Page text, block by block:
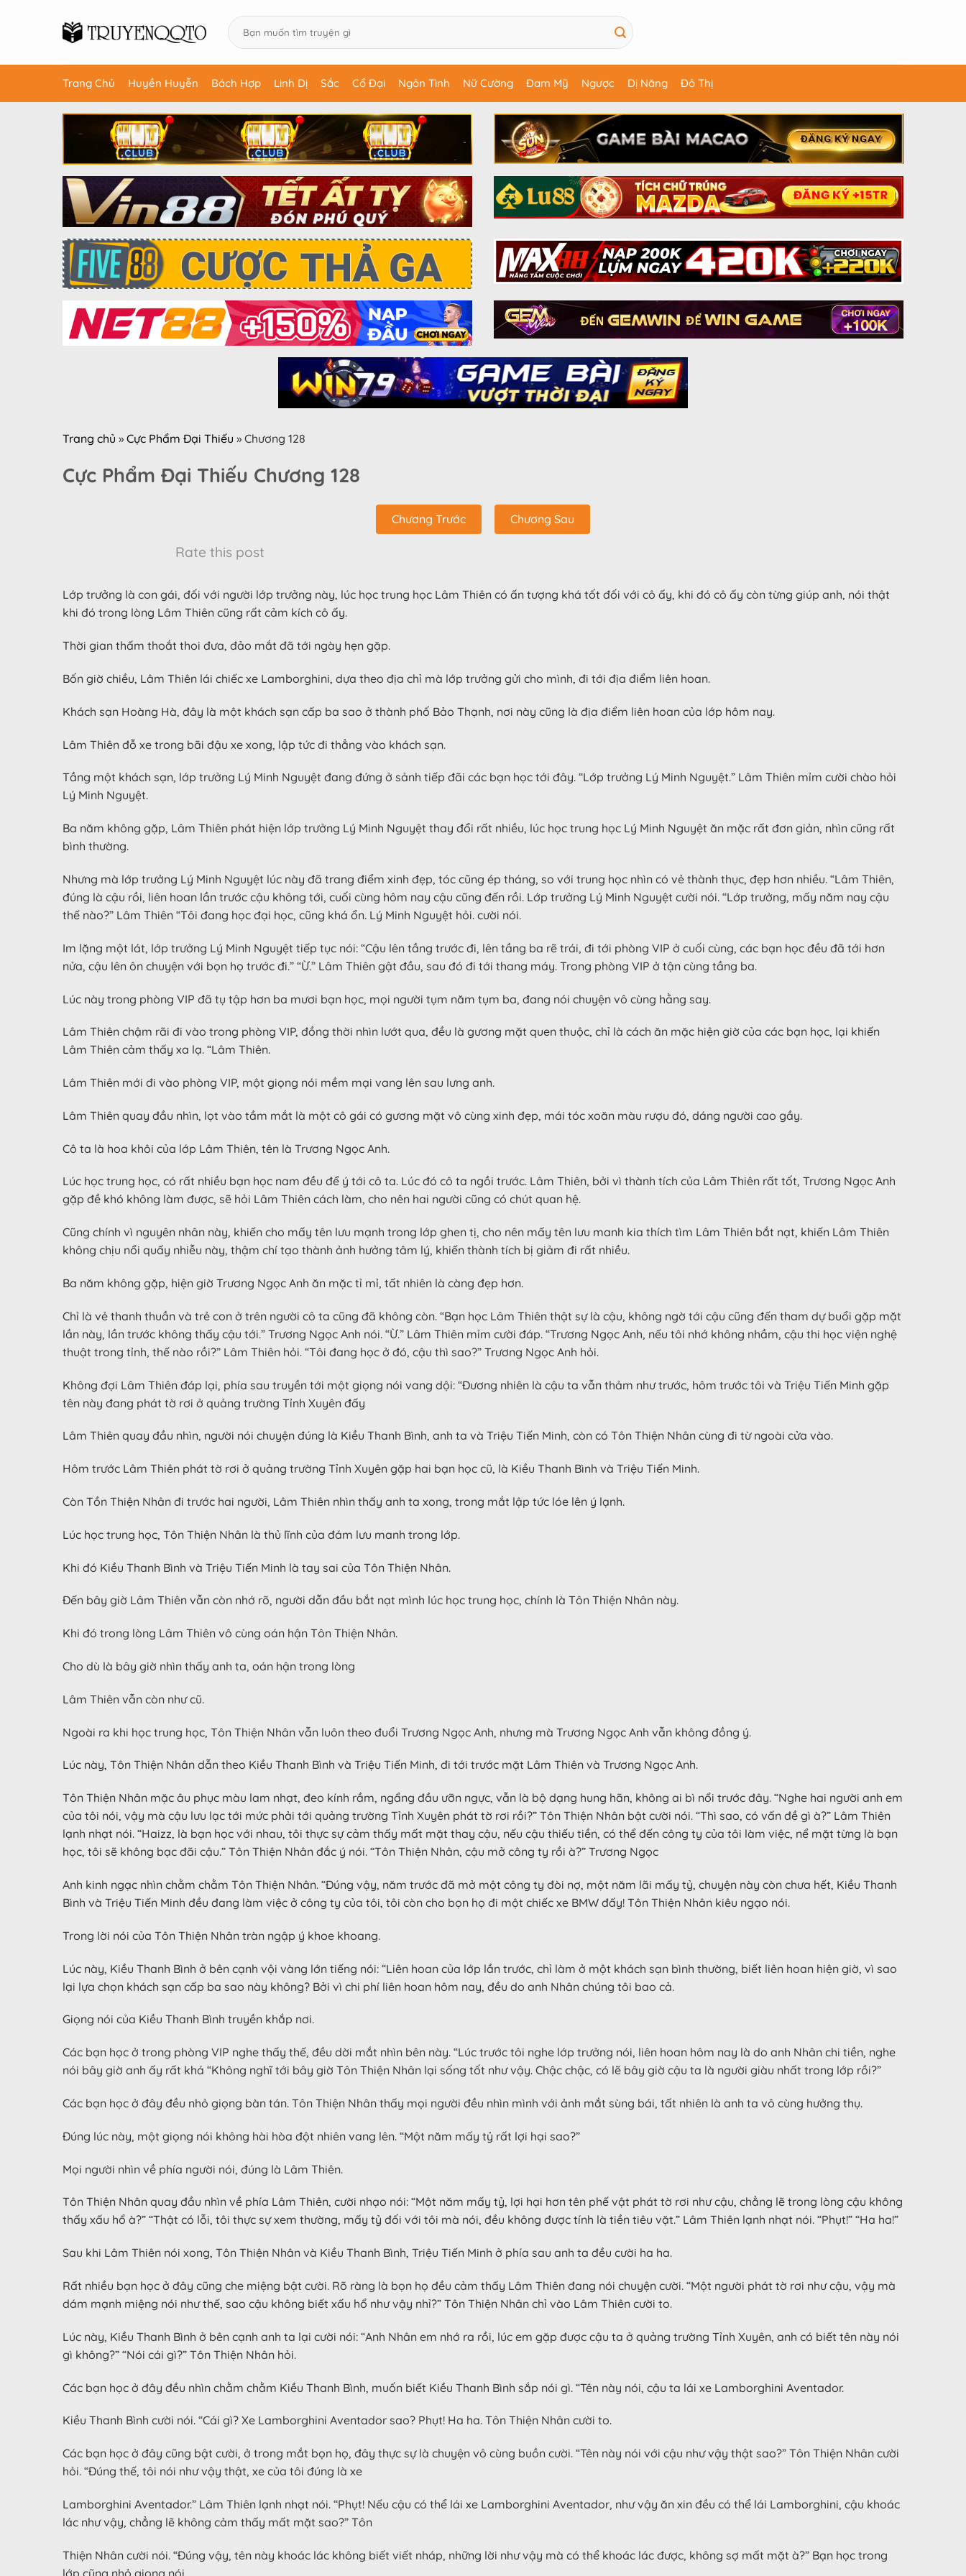
Trang Chủ Huyền Huyễn Bách Hợp Linh Dị Sắc Cổ Đại Ngôn Tình Nữ Cường Đam Mỹ Ngược Dị Năng Đô Thị
Trang chủ » Cực Phẩm Đại Thiếu » Chương 128
Cực Phẩm Đại Thiếu Chương 128
Chương Trước Chương Sau
Rate this post
Lớp trưởng là con gái, đối với người lớp trưởng này, lúc học trung học Lâm Thiên có ấn tượng khá tốt đối với cô ấy, khi đó cô ấy còn từng giúp anh, nói thật
khi đó trong lòng Lâm Thiên cũng rất cảm kích cô ấy.
Thời gian thấm thoắt thoi đưa, đảo mắt đã tới ngày hẹn gặp.
Bốn giờ chiều, Lâm Thiên lái chiếc xe Lamborghini, dựa theo địa chỉ mà lớp trưởng gửi cho mình, đi tới địa điểm liên hoan.
Khách sạn Hoàng Hà, đây là một khách sạn cấp ba sao ở thành phố Bảo Thạnh, nơi này cũng là địa điểm liên hoan của lớp hôm nay.
Lâm Thiên đỗ xe trong bãi đậu xe xong, lập tức đi thẳng vào khách sạn.
Tầng một khách sạn, lớp trưởng Lý Minh Nguyệt đang đứng ở sảnh tiếp đãi các bạn học tới đây. “Lớp trưởng Lý Minh Nguyệt.” Lâm Thiên mỉm cười chào hỏi
Lý Minh Nguyệt.
Ba năm không gặp, Lâm Thiên phát hiện lớp trưởng Lý Minh Nguyệt thay đổi rất nhiều, lúc học trung học Lý Minh Nguyệt ăn mặc rất đơn giản, nhìn cũng rất
bình thường.
Nhưng mà lớp trưởng Lý Minh Nguyệt lúc này đã trang điểm xinh đẹp, tóc cũng ép tháng, so với trung học nhìn có vẻ thành thục, đẹp hơn nhiều. “Lâm Thiên,
đúng là cậu rồi, liên hoan lần trước cậu không tới, cuối cùng hôm nay cậu cũng đến rồi. Lớp trưởng Lý Minh Nguyệt cười nói. “Lớp trưởng, mấy năm nay cậu
thế nào?” Lâm Thiên “Tôi đang học đại học, cũng khá ổn. Lý Minh Nguyệt hỏi. cười nói.
Im lặng một lát, lớp trưởng Lý Minh Nguyệt tiếp tục nói: “Cậu lên tầng trước đi, lên tầng ba rẽ trái, đi tới phòng VIP ở cuối cùng, các bạn học đều đã tới hơn
nửa, cậu lên ôn chuyện với bọn họ trước đi.” “Ừ.” Lâm Thiên gật đầu, sau đó đi tới thang máy. Trong phòng VIP ở tận cùng tầng ba.
Lúc này trong phòng VIP đã tụ tập hơn ba mươi bạn học, mọi người tụm năm tụm ba, đang nói chuyện vô cùng hằng say.
Lâm Thiên chậm rãi đi vào trong phòng VIP, đồng thời nhìn lướt qua, đều là gương mặt quen thuộc, chỉ là cách ăn mặc hiện giờ của các bạn học, lại khiến
Lâm Thiên cảm thấy xa lạ. “Lâm Thiên.
Lâm Thiên mới đi vào phòng VIP, một giọng nói mềm mại vang lên sau lưng anh.
Lâm Thiên quay đầu nhìn, lọt vào tầm mắt là một cô gái có gương mặt vô cùng xinh đẹp, mái tóc xoăn màu rượu đó, dáng người cao gầy.
Cô ta là hoa khôi của lớp Lâm Thiên, tên là Trương Ngọc Anh.
Lúc học trung học, có rất nhiều bạn học nam đều để ý tới cô ta. Lúc đó cô ta ngồi trước. Lâm Thiên, bởi vì thành tích của Lâm Thiên rất tốt, Trương Ngọc Anh
gặp đề khó không làm được, sẽ hỏi Lâm Thiên cách làm, cho nên hai người cũng có chút quan hệ.
Cũng chính vì nguyên nhân này, khiến cho mấy tên lưu mạnh trong lớp ghen tị, cho nên mấy tên lưu manh kia thích tìm Lâm Thiên bắt nạt, khiến Lâm Thiên
không chịu nổi quấy nhiễu này, thậm chí tạo thành ảnh hưởng tâm lý, khiến thành tích bị giảm đi rất nhiều.
Ba năm không gặp, hiện giờ Trương Ngọc Anh ăn mặc tỉ mỉ, tất nhiên là càng đẹp hơn.
Chỉ là vẻ thanh thuần và trẻ con ở trên người cô ta cũng đã không còn. “Bạn học Lâm Thiên thật sự là cậu, không ngờ tới cậu cũng đến tham dự buổi gặp mặt
lần này, lần trước không thấy cậu tới.” Trương Ngọc Anh nói. “Ừ.” Lâm Thiên mỉm cười đáp. “Trương Ngọc Anh, nếu tôi nhớ không nhầm, cậu thi học viện nghệ
thuật trong tỉnh, thế nào rồi?” Lâm Thiên hỏi. “Tôi đang học ở đó, cậu thì sao?” Trương Ngọc Anh hỏi.
Không đợi Lâm Thiên đáp lại, phía sau truyền tới một giọng nói vang dội: “Đương nhiên là cậu ta vẫn thảm như trước, hôm trước tôi và Triệu Tiến Minh gặp
tên này đang phát tờ rơi ở quảng trường Tỉnh Xuyên đấy
Lâm Thiên quay đầu nhìn, người nói chuyện đúng là Kiều Thanh Bình, anh ta và Triệu Tiến Minh, còn có Tôn Thiện Nhân cùng đi từ ngoài cửa vào.
Hôm trước Lâm Thiên phát tờ rơi ở quảng trường Tỉnh Xuyên gặp hai bạn học cũ, là Kiều Thanh Bình và Triệu Tiến Minh.
Còn Tồn Thiện Nhân đi trước hai người, Lâm Thiên nhìn thấy anh ta xong, trong mắt lập tức lóe lên ý lạnh.
Lúc học trung học, Tôn Thiện Nhân là thủ lĩnh của đám lưu manh trong lớp.
Khi đó Kiều Thanh Bình và Triệu Tiến Minh là tay sai của Tôn Thiện Nhân.
Đến bây giờ Lâm Thiên vẫn còn nhớ rõ, người dẫn đầu bắt nạt mình lúc học trung học, chính là Tôn Thiện Nhân này.
Khi đó trong lòng Lâm Thiên vô cùng oán hận Tôn Thiện Nhân.
Cho dù là bây giờ nhìn thấy anh ta, oán hận trong lòng
Lâm Thiên vẫn còn như cũ.
Ngoài ra khi học trung học, Tôn Thiện Nhân vẫn luôn theo đuổi Trương Ngọc Anh, nhưng mà Trương Ngọc Anh vẫn không đồng ý.
Lúc này, Tôn Thiện Nhân dẫn theo Kiều Thanh Bình và Triệu Tiến Minh, đi tới trước mặt Lâm Thiên và Trương Ngọc Anh.
Tôn Thiện Nhân mặc âu phục màu lam nhạt, đeo kính rầm, ngẩng đầu ưỡn ngực, vẫn là bộ dạng hung hãn, không ai bì nổi trước đây. “Nghe hai người anh em
của tôi nói, vậy mà cậu lưu lạc tới mức phải tới quảng trường Tỉnh Xuyên phát tờ rơi rồi?” Tôn Thiện Nhân bật cười nói. “Thì sao, có vấn đề gì à?” Lâm Thiên
lạnh nhạt nói. “Haizz, là bạn học với nhau, tôi thực sự cảm thấy mất mặt thay cậu, nếu cậu thiếu tiền, có thể đến công ty của tôi làm việc, nể mặt từng là bạn
học, tôi sẽ không bạc đãi cậu.” Tôn Thiện Nhân đắc ý nói. “Tôn Thiện Nhân, cậu mở công ty rồi à?” Trương Ngọc
Anh kinh ngạc nhìn chằm chằm Tôn Thiện Nhân. “Đúng vậy, năm trước đã mở một công ty đòi nợ, một năm lãi mấy tỷ, chuyện này còn chưa hết, Kiều Thanh
Bình và Triệu Tiến Minh đều đang làm việc ở công ty của tôi, tôi còn cho bọn họ đi một chiếc xe BMW đấy! Tôn Thiện Nhân kiêu ngạo nói.
Trong lời nói của Tôn Thiện Nhân tràn ngập ý khoe khoang.
Lúc này, Kiều Thanh Bình ở bên cạnh vội vàng lớn tiếng nói: “Liên hoan của lớp lần trước, chỉ làm ở một khách sạn bình thường, biết liên hoan hiện giờ, vì sao
lại lựa chọn khách sạn cấp ba sao này không? Bởi vì chi phí liên hoan hôm nay, đều do anh Nhân chúng tôi bao cả.
Giọng nói của Kiều Thanh Bình truyền khắp nơi.
Các bạn học ở trong phòng VIP nghe thấy thế, đều dời mắt nhìn bên này. “Lúc trước tôi nghe lớp trưởng nói, liên hoan hôm nay là do anh Nhân chi tiền, nghe
nói bây giờ anh ấy rất khá “Không nghĩ tới bây giờ Tôn Thiện Nhân lại sống tốt như vậy. Chậc chậc, có lẽ bây giờ cậu ta là người giàu nhất trong lớp rồi?”
Các bạn học ở đây đều nhỏ giọng bàn tán. Tôn Thiện Nhân thấy mọi người đều nhìn mình với ảnh mắt sùng bái, tất nhiên là anh ta vô cùng hưởng thụ.
Đúng lúc này, một giọng nói không hài hòa đột nhiên vang lên. “Một năm mấy tỷ rất lợi hại sao?”
Mọi người nhìn về phía người nói, đúng là Lâm Thiên.
Tôn Thiện Nhân quay đầu nhìn về phía Lâm Thiên, cười nhạo nói: “Một năm mấy tỷ, lợi hại hơn tên phế vật phát tờ rơi như cậu, chẳng lẽ trong lòng cậu không
thấy xấu hổ à?” “Thật có lỗi, tôi thực sự xem thường, mấy tỷ đối với tôi mà nói, đều không được tính là tiền tiêu vặt.” Lâm Thiên lạnh nhạt nói. “Phụt!” “Ha ha!”
Sau khi Lâm Thiên nói xong, Tôn Thiện Nhân và Kiều Thanh Bình, Triệu Tiến Minh ở phía sau anh ta đều cười ha ha.
Rất nhiều bạn học ở đây cũng che miệng bật cười. Rõ ràng là bọn họ đều cảm thấy Lâm Thiên đang nói chuyện cười. “Một người phát tờ rơi như cậu, vậy mà
dám mạnh miệng nói như thế, sao cậu không biết xấu hổ như vậy nhỉ?” Tôn Thiện Nhân chỉ vào Lâm Thiên cười to.
Lúc này, Kiều Thanh Bình ở bên cạnh anh ta lại cười nói: “Anh Nhân em nhớ ra rồi, lúc em gặp được cậu ta ở quảng trường Tỉnh Xuyên, anh có biết tên này nói
gì không?” “Nói cái gì?” Tôn Thiện Nhân hỏi.
Các bạn học ở đây đều nhìn chằm chằm Kiều Thanh Bình, muốn biết Kiều Thanh Bình sắp nói gì. “Tên này nói, cậu ta lái xe Lamborghini Aventador.
Kiều Thanh Bình cười nói. “Cái gì? Xe Lamborghini Aventador sao? Phụt! Ha ha. Tôn Thiện Nhân cười to.
Các bạn học ở đây cũng bật cười, ở trong mắt bọn họ, đây thực sự là chuyện vô cùng buồn cười. “Tên này nói với cậu như vậy thật sao?” Tôn Thiện Nhân cười
hỏi. “Đúng thế, tôi nói như vậy thật, xe của tôi đúng là xe
Lamborghini Aventador.” Lâm Thiên lạnh nhạt nói. “Phụt! Nếu cậu có thể lái xe Lamborghini Aventador, như vậy ăn xin đều có thể lái Lamborghini, cậu khoác
lác như vậy, chẳng lẽ không cảm thấy mất mặt sao?” Tôn
Thiện Nhân cười nói. “Đúng vậy, tên này khoác lác không biết viết nháp, những lời như vậy mà có thể khoác lác được, không sợ mất mặt à?” Bạn học trong
lớp cũng nhỏ giọng nói.